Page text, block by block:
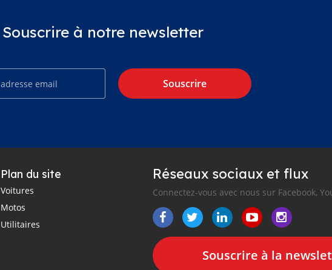
Souscrire à notre newsletter
Souscrire
Plan du site
Voitures
Motos
Utilitaires
Réseaux sociaux et flux
Connectez-vous avec nous sur Facebook,
Souscrire à la